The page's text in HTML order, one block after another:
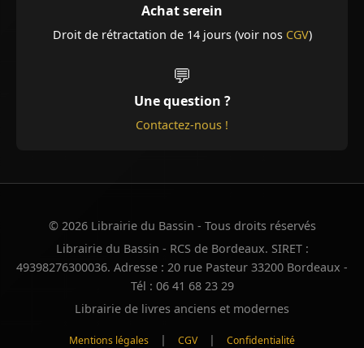
Achat serein
Droit de rétractation de 14 jours (voir nos CGV)
💬
Une question ?
Contactez-nous !
© 2026 Librairie du Bassin - Tous droits réservés
Librairie du Bassin - RCS de Bordeaux. SIRET :
49398276300036. Adresse : 20 rue Pasteur 33200 Bordeaux -
Tél : 06 41 68 23 29
Librairie de livres anciens et modernes
Mentions légales | CGV | Confidentialité